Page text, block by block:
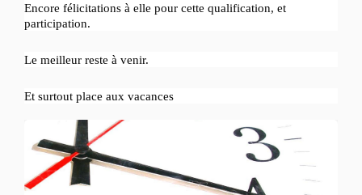
Encore félicitations à elle pour cette qualification, et
participation.
Le meilleur reste à venir.
Et surtout place aux vacances